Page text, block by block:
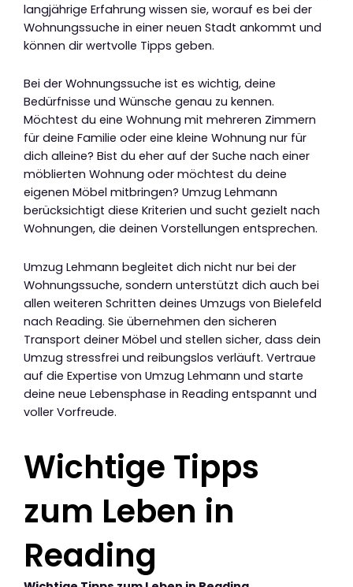
langjährige Erfahrung wissen sie, worauf es bei der
Wohnungssuche in einer neuen Stadt ankommt und
können dir wertvolle Tipps geben.
Bei der Wohnungssuche ist es wichtig, deine
Bedürfnisse und Wünsche genau zu kennen.
Möchtest du eine Wohnung mit mehreren Zimmern
für deine Familie oder eine kleine Wohnung nur für
dich alleine? Bist du eher auf der Suche nach einer
möblierten Wohnung oder möchtest du deine
eigenen Möbel mitbringen? Umzug Lehmann
berücksichtigt diese Kriterien und sucht gezielt nach
Wohnungen, die deinen Vorstellungen entsprechen.
Umzug Lehmann begleitet dich nicht nur bei der
Wohnungssuche, sondern unterstützt dich auch bei
allen weiteren Schritten deines Umzugs von Bielefeld
nach Reading. Sie übernehmen den sicheren
Transport deiner Möbel und stellen sicher, dass dein
Umzug stressfrei und reibungslos verläuft. Vertraue
auf die Expertise von Umzug Lehmann und starte
deine neue Lebensphase in Reading entspannt und
voller Vorfreude.
Wichtige Tipps
zum Leben in
Reading